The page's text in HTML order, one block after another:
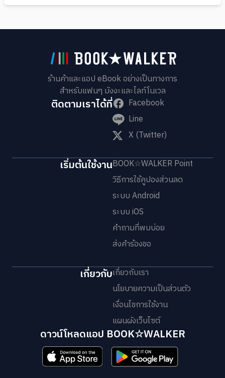
ร้านค้าและแอป eBook อย่างเป็นทางการ
สำหรับแฟนๆ มังงะและไลท์โนเวล
ติดตามเราได้ที่
Facebook
Line
X (Twitter)
เริ่มต้นใช้งานBOOK☆WALKER Point
วิธีการใช้คูปองส่วนลด
ระบบ Android
ระบบ iOS
คำถามที่พบบ่อย
ส่งคำร้องขอ
เกี่ยวกับเกี่ยวกับเรา
นโยบายความเป็นส่วนตัว
เงื่อนไขการใช้งาน
แผนผังเว็บไซต์
ดาวน์โหลดแอป BOOK☆WALKER